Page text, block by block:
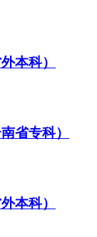
本科）
省专科）
本科）